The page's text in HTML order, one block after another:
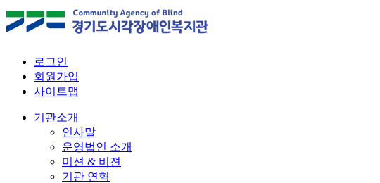
로그인
회원가입
사이트맵
기관소개
인사말
운영법인 소개
미션 & 비젼
기관 연혁